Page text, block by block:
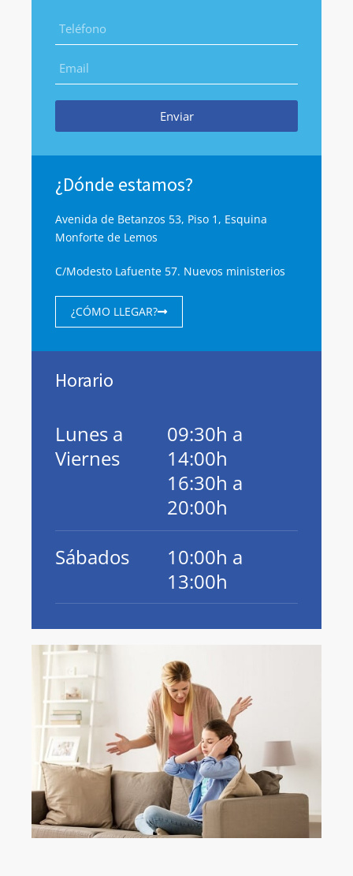
Enviar
¿Dónde estamos?
Avenida de Betanzos 53, Piso 1, Esquina
Monforte de Lemos
C/Modesto Lafuente 57. Nuevos ministerios
¿CÓMO LLEGAR?
Horario
Lunes a
Viernes
09:30h a
14:00h
16:30h a
20:00h
Sábados
10:00h a
13:00h